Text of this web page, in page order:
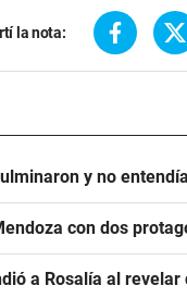
la nota:
y no
con dos
a Rosalía al revelar